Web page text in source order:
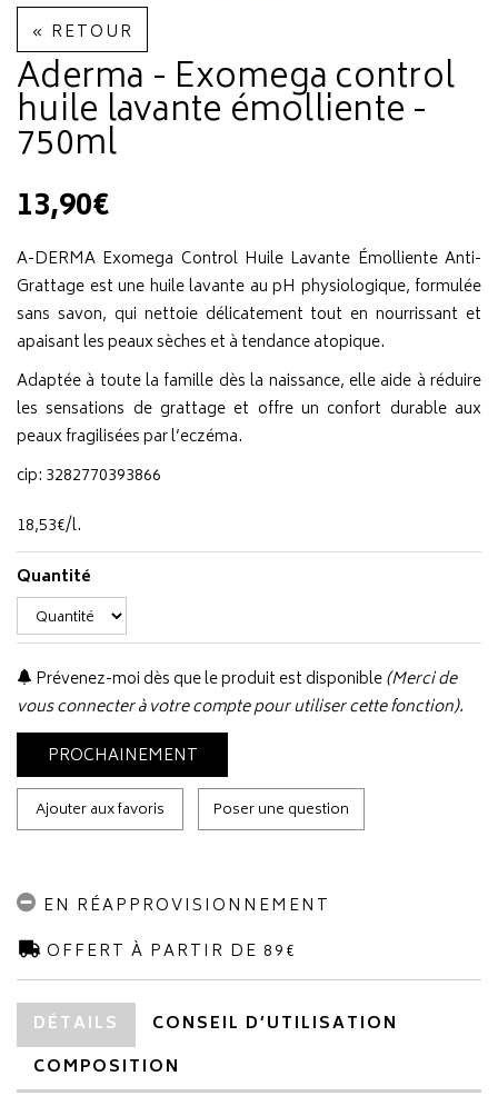
« RETOUR
Aderma - Exomega control
huile lavante émolliente -
750ml
13,90€
A-DERMA Exomega Control Huile Lavante Émolliente Anti-
Grattage est une huile lavante au pH physiologique, formulée
sans savon, qui nettoie délicatement tout en nourrissant et
apaisant les peaux sèches et à tendance atopique.
Adaptée à toute la famille dès la naissance, elle aide à réduire
les sensations de grattage et offre un confort durable aux
peaux fragilisées par l’eczéma.
cip: 3282770393866
18,53€/l.
Quantité
Prévenez-moi dès que le produit est disponible(Merci de
vous connecter à votre compte pour utiliser cette fonction).
PROCHAINEMENT
Ajouter aux favoris Poser une question
EN RÉAPPROVISIONNEMENT
OFFERT À PARTIR DE 89€
DÉTAILS
CONSEIL D’UTILISATION
COMPOSITION